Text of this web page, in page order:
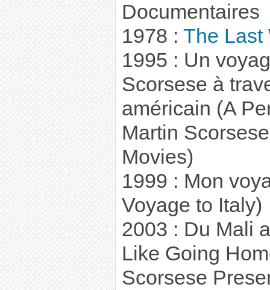
Documentaires
1978 : The Last
1995 : Un
Scorsese à
américain (A
Martin
Movies)
1999 : Mon
Voyage to Italy)
2003 : Du Mali
Like Going
Scorsese